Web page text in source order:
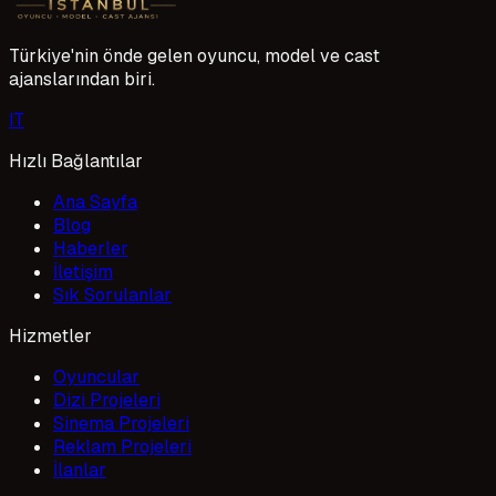
Türkiye'nin önde gelen oyuncu, model ve cast
ajanslarından biri.
IT
Hızlı Bağlantılar
Ana Sayfa
Blog
Haberler
İletişim
Sık Sorulanlar
Hizmetler
Oyuncular
Dizi Projeleri
Sinema Projeleri
Reklam Projeleri
İlanlar